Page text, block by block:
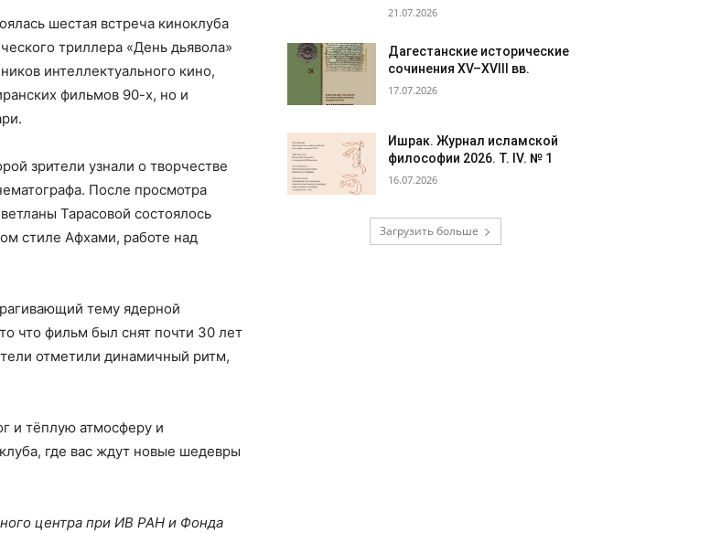
шестая встреча киноклуба
триллера «День дьявола»
интеллектуального кино,
фильмов 90-х, но и
зрители узнали о творчестве
После просмотра
Тарасовой состоялось
стиле Афхами, работе над
тему ядерной
что фильм был снят почти 30 лет
отметили динамичный ритм,
и тёплую атмосферу и
где вас ждут новые шедевры
центра при ИВ РАН и Фонда
21.07.2026
Дагестанские исторические
сочинения XV–XVIII вв.
17.07.2026
Ишрак. Журнал исламской
философии 2026. Т. IV. № 1
16.07.2026
Загрузить больше